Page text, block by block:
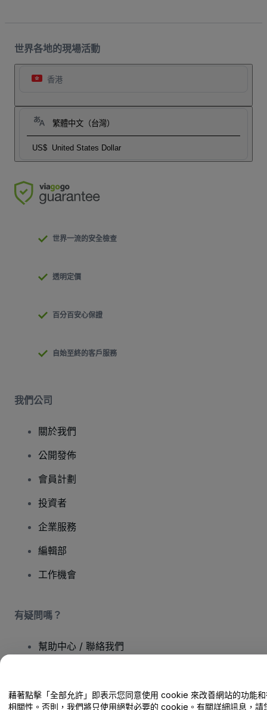
世界各地的現場活動
香港
繁體中文（台灣）
US$ United States Dollar
世界一流的安全檢查
透明定價
百分百安心保證
自始至終的客戶服務
我們公司
關於我們
公開發佈
會員計劃
投資者
企業服務
編輯部
工作機會
有疑問嗎？
幫助中心 / 聯絡我們
藉著點擊「全部允許」即表示您同意使用 cookie 來改善網站的功能
相關性。否則，我們將只使用絕對必要的 cookie。有關詳細訊息，請